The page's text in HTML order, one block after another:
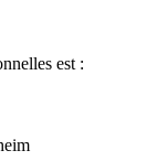
est :